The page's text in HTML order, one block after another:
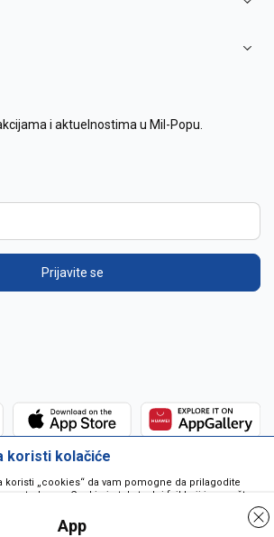
i aktuelnostima u Mil-Popu.
Prijavite se
koristi kolačiće
koristi „cookies“ da vam pomogne da prilagodite
potrebama. Cookie je tekstualni fajl koji je smešten
isporuče virus vašem računaru. Cookie-i su
i jedino mogu biti pročitani od strane web servera
App